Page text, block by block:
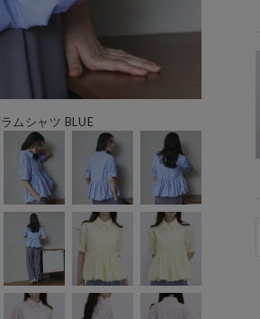
ムシャツ BLUE